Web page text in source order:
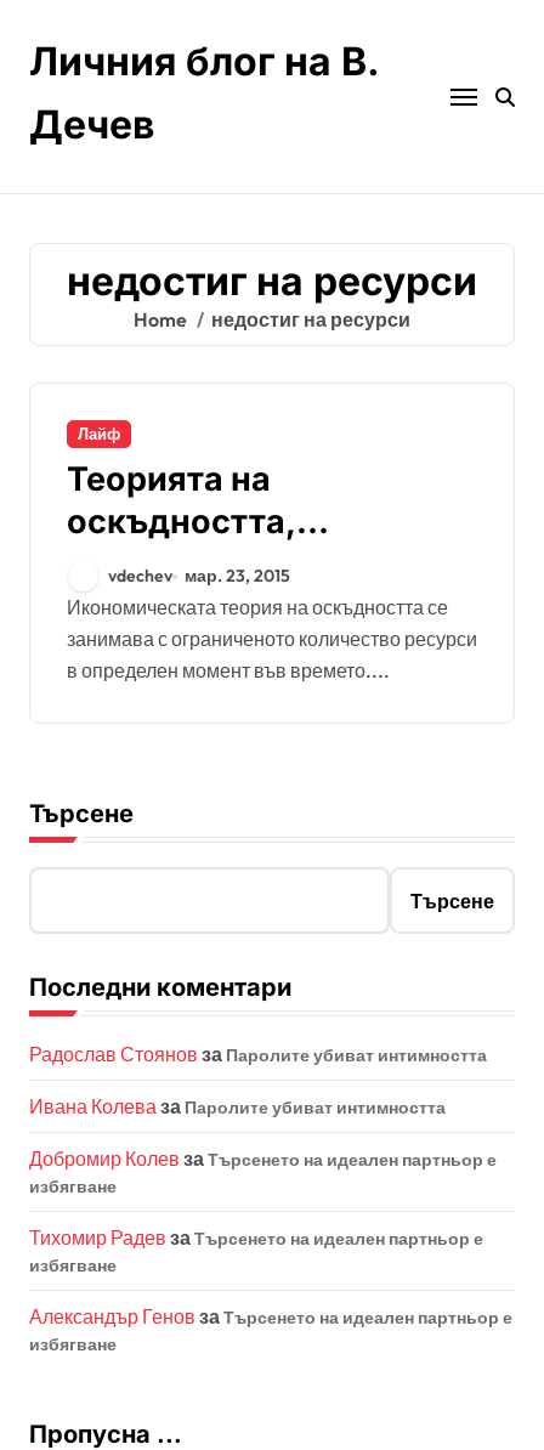
contentЛичния блог на В.
Дечев
недостиг на ресурси
Home недостиг на ресурси
Лайф
Теорията на
оскъдността,
приложена в живота
vdechev мар. 23, 2015
Икономическата теория на оскъдността се
занимава с ограниченото количество ресурси
в определен момент във времето....
Търсене
Търсене
Последни коментари
Радослав Стоянов за Паролите убиват интимността
Ивана Колеваза Паролите убиват интимността
Добромир Колев заТърсенето на идеален партньор е
избягване
Тихомир Радев заТърсенето на идеален партньор е
избягване
Александър Генов заТърсенето на идеален партньор е
избягване
Пропусна ...